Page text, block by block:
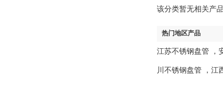
该分类暂无相关产
热门地区产品
江苏不锈钢盘管 ，
川不锈钢盘管 ， 江